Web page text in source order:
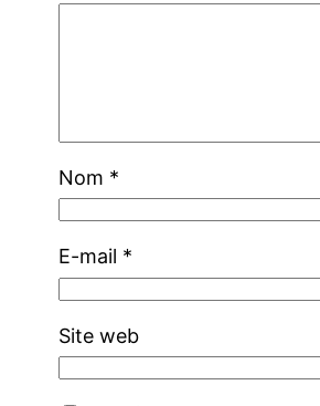
Nom *
E-mail *
Site web